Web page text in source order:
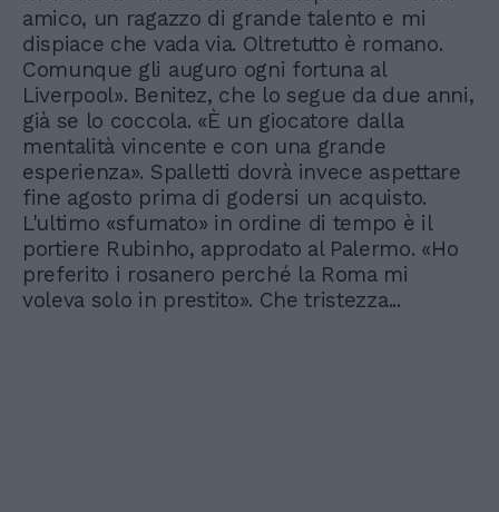
amico, un ragazzo di grande talento e mi
dispiace che vada via. Oltretutto è romano.
Comunque gli auguro ogni fortuna al
Liverpool». Benitez, che lo segue da due anni,
già se lo coccola. «È un giocatore dalla
mentalità vincente e con una grande
esperienza». Spalletti dovrà invece aspettare
fine agosto prima di godersi un acquisto.
L'ultimo «sfumato» in ordine di tempo è il
portiere Rubinho, approdato al Palermo. «Ho
preferito i rosanero perché la Roma mi
voleva solo in prestito». Che tristezza...